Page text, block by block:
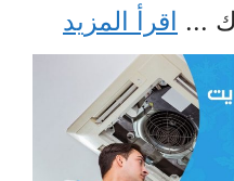
... اقرأ المزيد